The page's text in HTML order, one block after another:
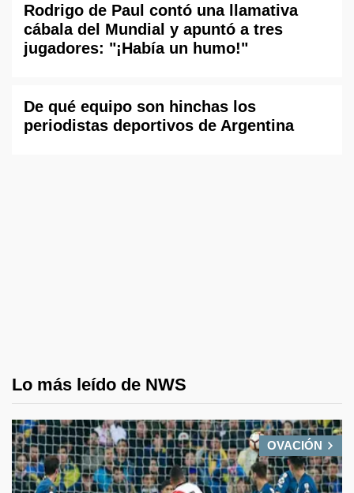
Rodrigo de Paul contó una llamativa
cábala del Mundial y apuntó a tres
jugadores: "¡Había un humo!"
De qué equipo son hinchas los
periodistas deportivos de Argentina
Lo más leído de NWS
OVACIÓN